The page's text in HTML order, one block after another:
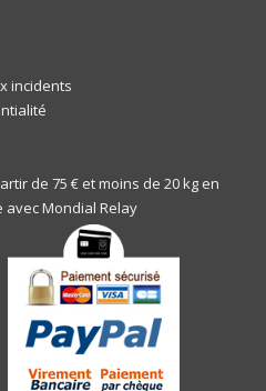
incidents
de 75 € et moins de 20 kg en
Mondial Relay